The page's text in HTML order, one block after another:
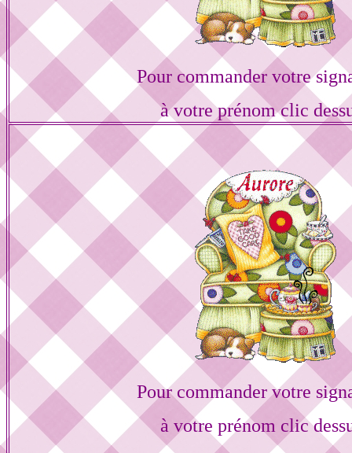
Pour commander votre
à votre prénom clic
Pour commander votre
à votre prénom clic